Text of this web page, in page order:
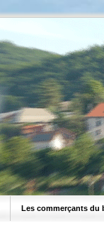
Les commerçants du